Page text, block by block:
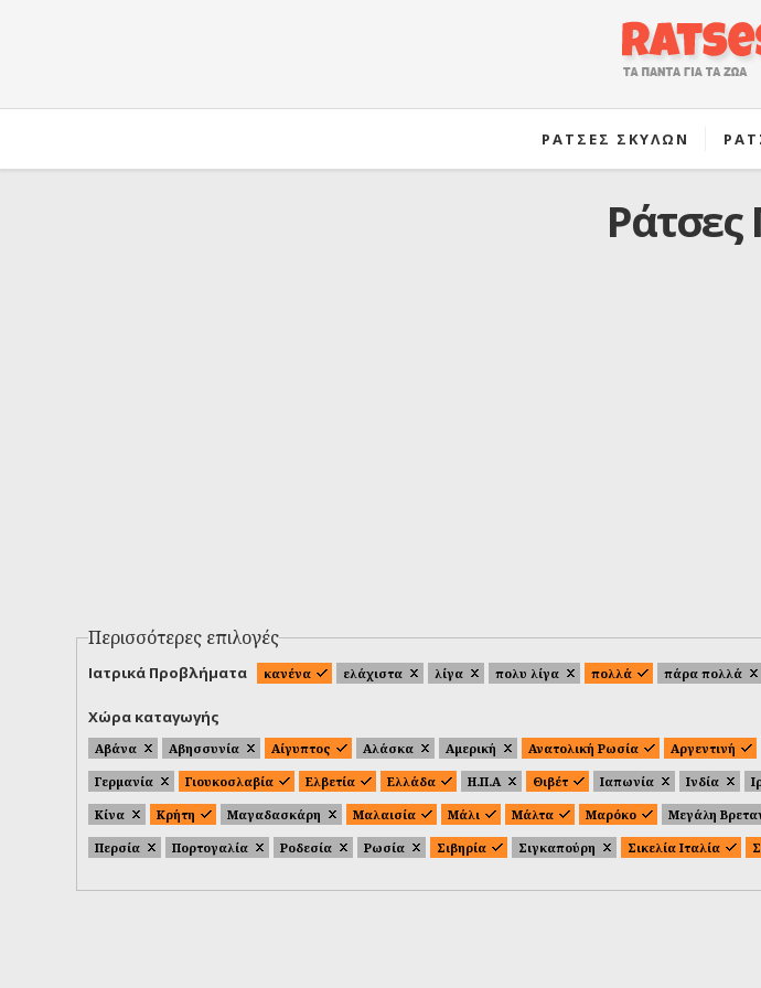
ΡΑΤΣΕΣ ΣΚΥΛΩΝ
Περισσότερες επιλογές
Ιατρικά Προβλήματα κανένα ελάχιστα λίγα πολυ λίγα πολλά πάρα πολλά
Χώρα καταγωγής
Αβάνα Αβησσυνία Αίγυπτος Αλάσκα Αμερική Ανατολική Ρωσία Αργεντινή
Γερμανία
Γιουκοσλαβία Ελβετία Ελλάδα Η.Π.Α Θιβέτ Ιαπωνία Ινδία
Κίνα
Κρήτη Μαγαδασκάρη Μαλαισία Μάλι Μάλτα Μαρόκο Μεγάλη
Περσία
Πορτογαλία Ροδεσία Ρωσία Σιβηρία Σιγκαπούρη Σικελία Ιταλία